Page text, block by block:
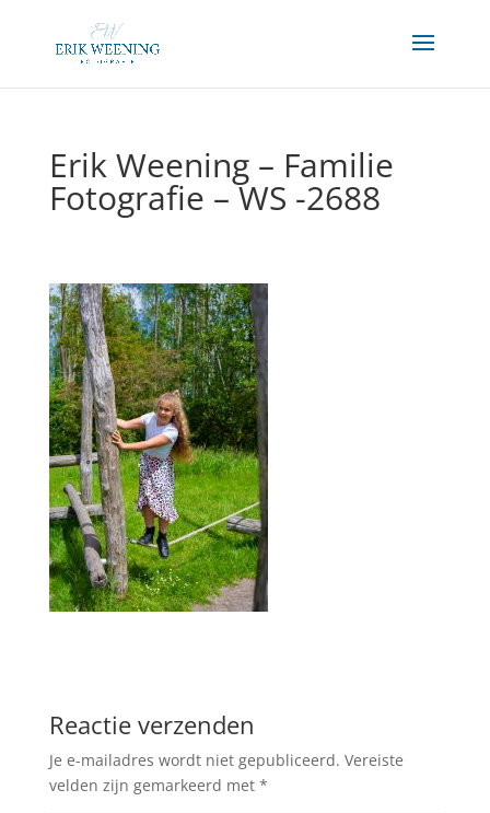
Erik Weening – Familie
Fotografie – WS -2688
Reactie verzenden
Je e-mailadres wordt niet gepubliceerd. Vereiste
velden zijn gemarkeerd met *